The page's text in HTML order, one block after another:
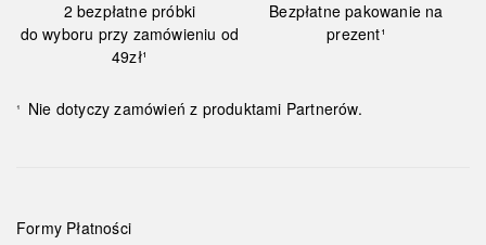
2 bezpłatne próbki
do wyboru przy zamówieniu od
49zł¹
Bezpłatne pakowanie na
prezent¹
¹ Nie dotyczy zamówień z produktami Partnerów.
Formy Płatności